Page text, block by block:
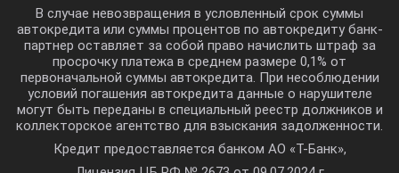
21.5% Выбрать
20.5% Выбрать
21.5% Выбрать
В случае невозвращения в условленный срок суммы
автокредита или суммы процентов по автокредиту банк-
партнер оставляет за собой право начислить штраф за
просрочку платежа в среднем размере 0,1% от
первоначальной суммы автокредита. При несоблюдении
условий погашения автокредита данные о нарушителе
могут быть переданы в специальный реестр должников и
коллекторское агентство для взыскания задолженности.
Кредит предоставляется банком АО «Т-Банк»,